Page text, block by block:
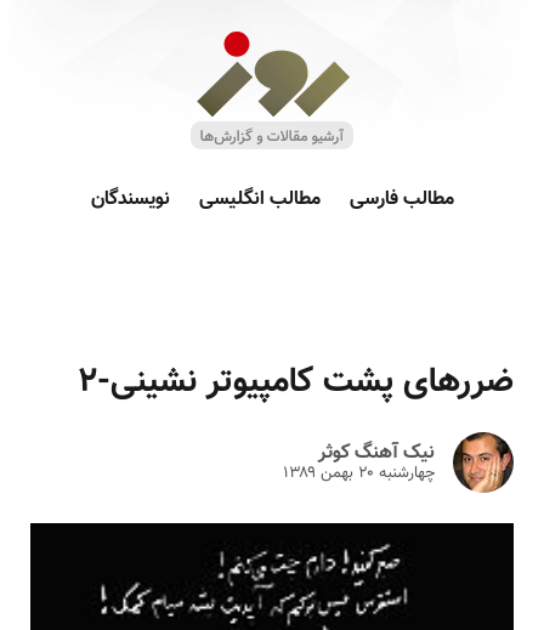
مطالب فارسی مطالب انگلیسی نویسندگان
ضررهای پشت کامپیوتر نشینی-۲
نیک آهنگ کوثر
چهارشنبه ۲۰ بهمن ۱۳۸۹